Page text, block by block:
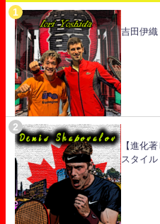
吉田伊織
【進化著
スタイル